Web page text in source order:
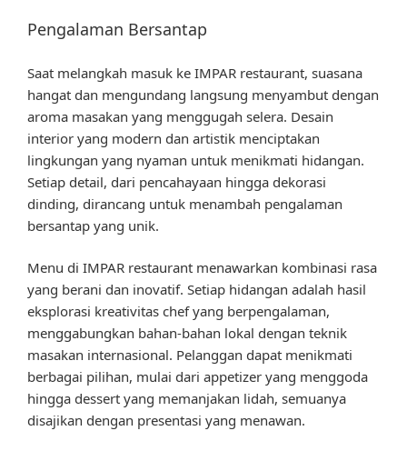
Pengalaman Bersantap
Saat melangkah masuk ke IMPAR restaurant, suasana
hangat dan mengundang langsung menyambut dengan
aroma masakan yang menggugah selera. Desain
interior yang modern dan artistik menciptakan
lingkungan yang nyaman untuk menikmati hidangan.
Setiap detail, dari pencahayaan hingga dekorasi
dinding, dirancang untuk menambah pengalaman
bersantap yang unik.
Menu di IMPAR restaurant menawarkan kombinasi rasa
yang berani dan inovatif. Setiap hidangan adalah hasil
eksplorasi kreativitas chef yang berpengalaman,
menggabungkan bahan-bahan lokal dengan teknik
masakan internasional. Pelanggan dapat menikmati
berbagai pilihan, mulai dari appetizer yang menggoda
hingga dessert yang memanjakan lidah, semuanya
disajikan dengan presentasi yang menawan.